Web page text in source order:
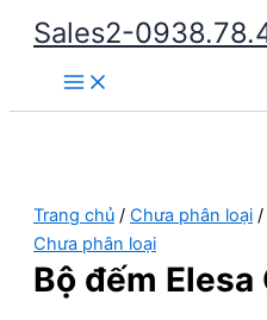
Nhảy
dung
Sales2-
Main
Menu
Trang chủ / Chưa phân loại /
Chưa phân loại
Bộ đếm Elesa